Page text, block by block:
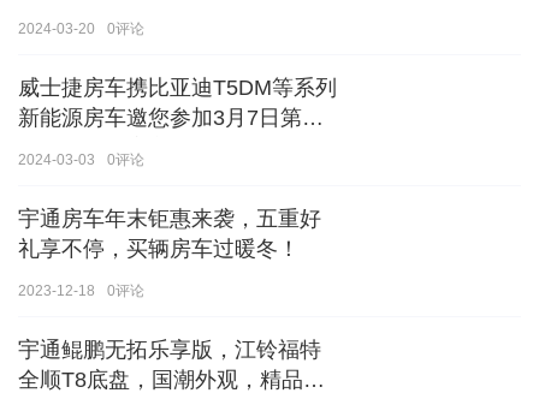
2024-03-20 0评论
威士捷房车携比亚迪T5DM等系列
新能源房车邀您参加3月7日第八
届郑州国际房车展
2024-03-03 0评论
宇通房车年末钜惠来袭，五重好
礼享不停，买辆房车过暖冬！
2023-12-18 0评论
宇通鲲鹏无拓乐享版，江铃福特
全顺T8底盘，国潮外观，精品内